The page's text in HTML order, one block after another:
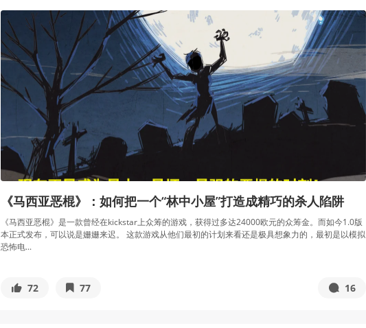
《马西亚恶棍》：如何把一个“林中小屋”打造成精巧的杀人陷阱
《马西亚恶棍》是一款曾经在kickstar上众筹的游戏，获得过多达24000欧元的众筹金。而如今1.0版
本正式发布，可以说是姗姗来迟。 这款游戏从他们最初的计划来看还是极具想象力的，最初是以模拟
恐怖电...
72 77 16